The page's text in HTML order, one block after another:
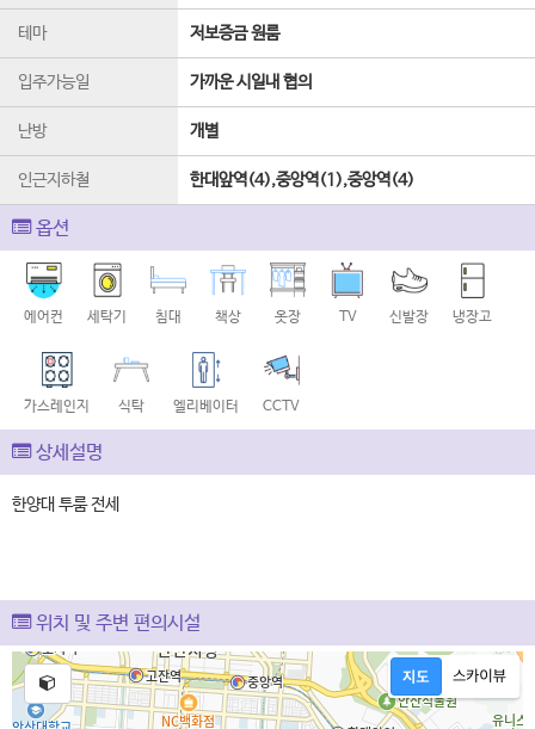
테마 저보증금 원룸
입주가능일 가까운 시일내 협의
난방 개별
인근지하철 한대앞역(4),중앙역(1),중앙역(4)
옵션
에어컨 세탁기 침대 책상 옷장 TV 신발장 냉장고
가스레인지 식탁 엘리베이터 CCTV
상세설명
한양대 투룸 전세
위치 및 주변 편의시설